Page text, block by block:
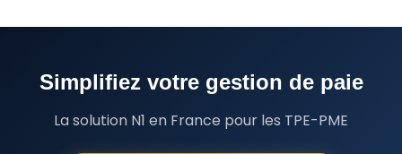
Simplifiez votre gestion de paie
La solution N1 en France pour les TPE-PME